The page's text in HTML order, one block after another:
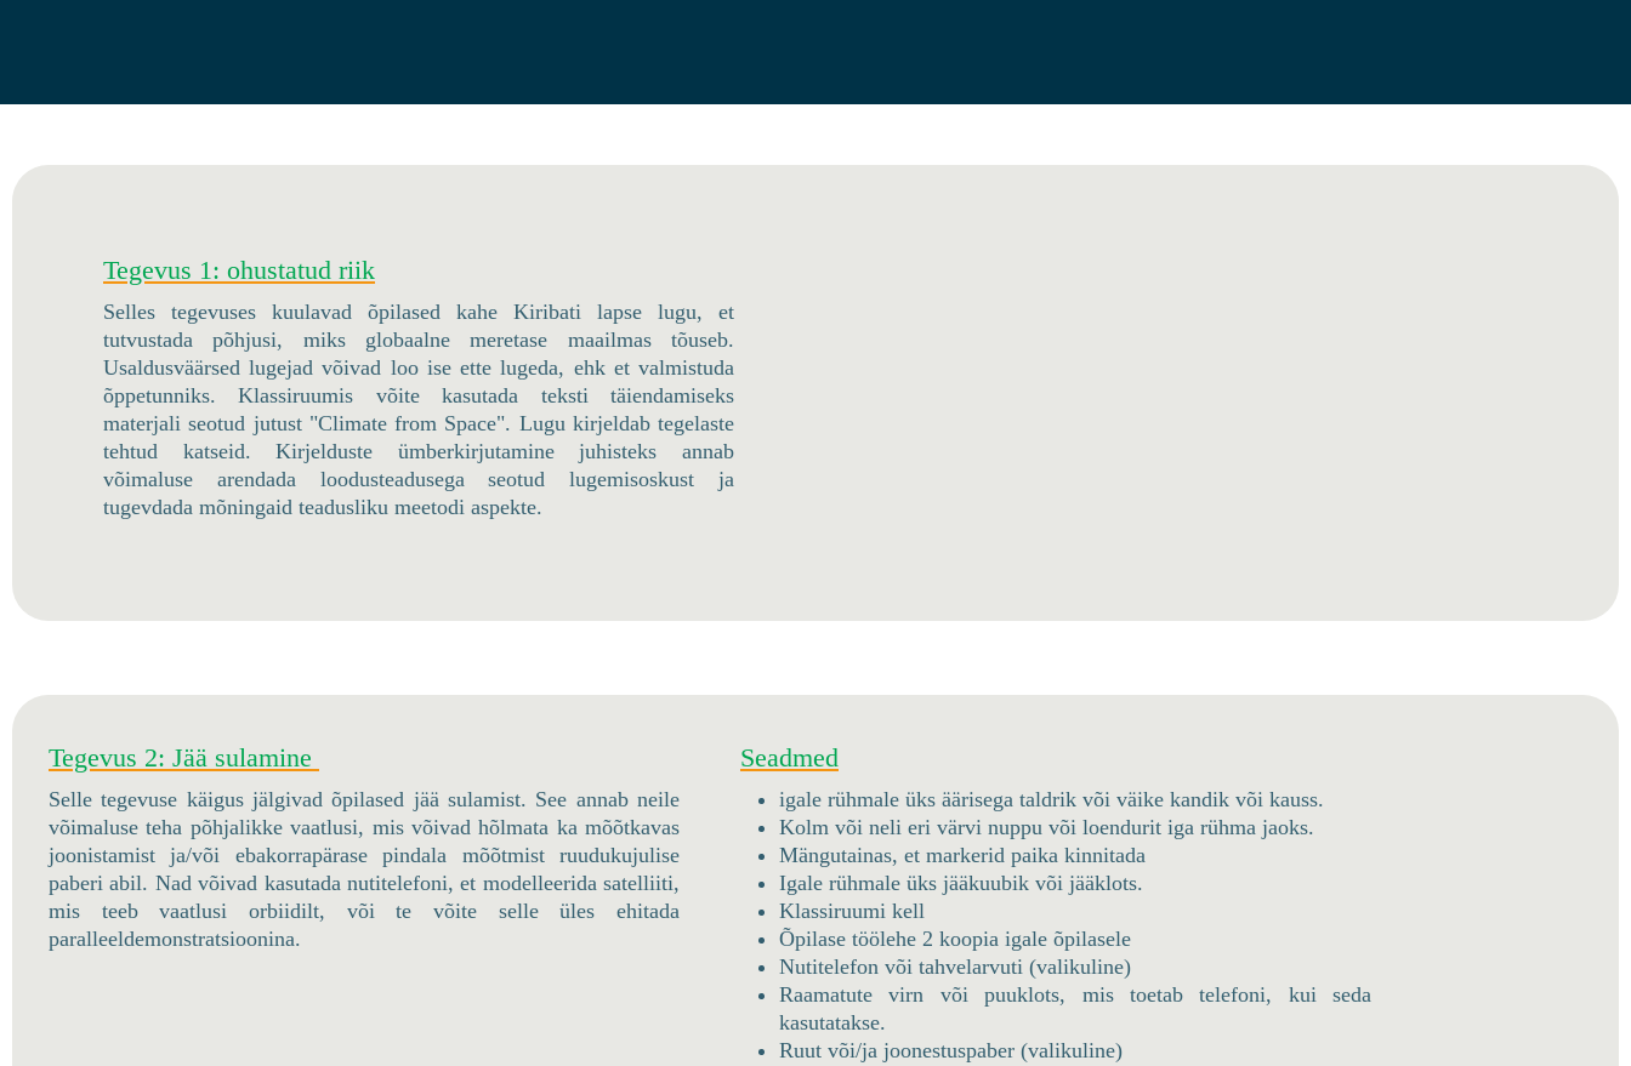
Tegevus 1: ohustatud riik
Selles tegevuses kuulavad õpilased kahe Kiribati lapse lugu, et
tutvustada põhjusi, miks globaalne meretase maailmas tõuseb.
Usaldusväärsed lugejad võivad loo ise ette lugeda, ehk et valmistuda
õppetunniks. Klassiruumis võite kasutada teksti täiendamiseks
materjali seotud jutust "Climate from Space". Lugu kirjeldab tegelaste
tehtud katseid. Kirjelduste ümberkirjutamine juhisteks annab
võimaluse arendada loodusteadusega seotud lugemisoskust ja
tugevdada mõningaid teadusliku meetodi aspekte.
Tegevus 2: Jää sulamine
Selle tegevuse käigus jälgivad õpilased jää sulamist. See annab neile
võimaluse teha põhjalikke vaatlusi, mis võivad hõlmata ka mõõtkavas
joonistamist ja/või ebakorrapärase pindala mõõtmist ruudukujulise
paberi abil. Nad võivad kasutada nutitelefoni, et modelleerida satelliiti,
mis teeb vaatlusi orbiidilt, või te võite selle üles ehitada
paralleeldemonstratsioonina.
Seadmed
igale rühmale üks äärisega taldrik või väike kandik või kauss.
Kolm või neli eri värvi nuppu või loendurit iga rühma jaoks.
Mängutainas, et markerid paika kinnitada
Igale rühmale üks jääkuubik või jääklots.
Klassiruumi kell
Õpilase töölehe 2 koopia igale õpilasele
Nutitelefon või tahvelarvuti (valikuline)
Raamatute virn või puuklots, mis toetab telefoni, kui seda
kasutatakse.
Ruut või/ja joonestuspaber (valikuline)